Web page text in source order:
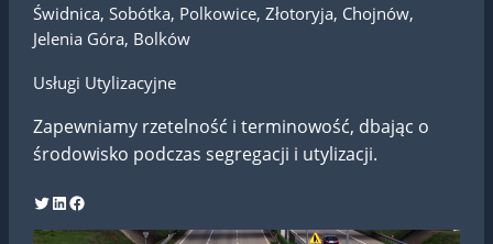
Świdnica, Sobótka, Polkowice, Złotoryja, Chojnów,
Jelenia Góra, Bolków
Usługi Utylizacyjne
Zapewniamy rzetelność i terminowość, dbając o
środowisko podczas segregacji i utylizacji.
Twitter LinkedIn Facebook